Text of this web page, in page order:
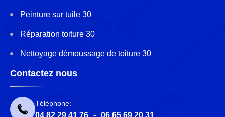
Peinture sur tuile 30
Réparation toiture 30
Nettoyage démoussage de toiture 30
Contactez nous
Téléphone: